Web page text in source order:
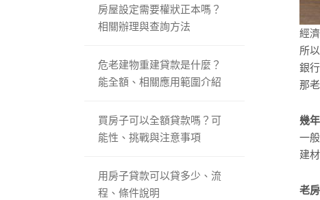
經
所
銀
那
幾
一
建
老
房屋設定需要權狀正本嗎？
相關辦理與查詢方法
危老建物重建貸款是什麼？
能全額、相關應用範圍介紹
買房子可以全額貸款嗎？可
能性、挑戰與注意事項
用房子貸款可以貸多少、流
程、條件說明